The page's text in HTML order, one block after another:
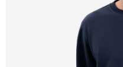
每筆NT$120，滿NT$1,500(含